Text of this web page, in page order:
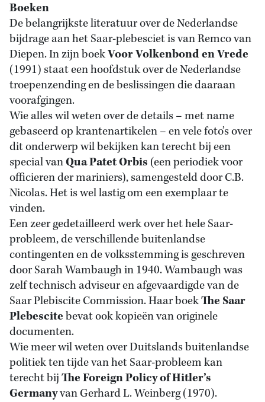
Boeken
De belangrijkste literatuur over de Nederlandse
bijdrage aan het Saar-plebesciet is van Remco van
Diepen. In zijn boekVoor Volkenbond en Vrede
(1991) staat een hoofdstuk over de Nederlandse
troepenzending en de beslissingen die daaraan
voorafgingen.
Wie alles wil weten over de details – met name
gebaseerd op krantenartikelen – en vele foto’s over
dit onderwerp wil bekijken kan terecht bij een
special vanQua Patet Orbis (een periodiek voor
officieren der mariniers), samengesteld door C.B.
Nicolas. Het is wel lastig om een exemplaar te
vinden.
Een zeer gedetailleerd werk over het hele Saar-
probleem, de verschillende buitenlandse
contingenten en de volksstemming is geschreven
door Sarah Wambaugh in 1940. Wambaugh was
zelf technisch adviseur en afgevaardigde van de
Saar Plebiscite Commission. Haar boekThe Saar
Plebescitebevat ook kopieën van originele
documenten.
Wie meer wil weten over Duitslands buitenlandse
politiek ten tijde van het Saar-probleem kan
terecht bijThe Foreign Policy of Hitler’s
Germanyvan Gerhard L. Weinberg (1970).